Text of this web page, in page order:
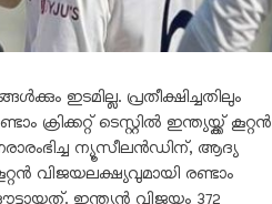
ഇടമില്ല. പ്രതീക്ഷിച്ചതിലും
ടെസ്റ്റിൽ ഇന്ത്യയ്ക്ക് കൂറ്റൻ
ന്യൂസീലൻഡിന്, ആദ്യ
വിജയലക്ഷ്യവുമായി രണ്ടാം
ഇന്ത്യൻ വിജയം 372